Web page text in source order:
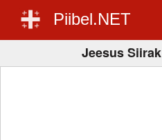
Piibel.NET
Jeesus Siirak